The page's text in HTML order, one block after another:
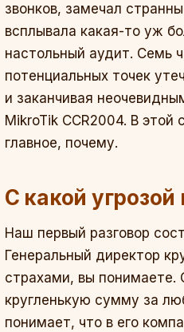
звонков, замечал
всплывала какая-то уж
настольный аудит. Семь
потенциальных точек
и заканчивая
MikroTik CCR2004. В
главное, почему.
С какой
Наш первый разговор
Генеральный директор
страхами, вы понимаете.
кругленькую сумму за
понимает, что в его